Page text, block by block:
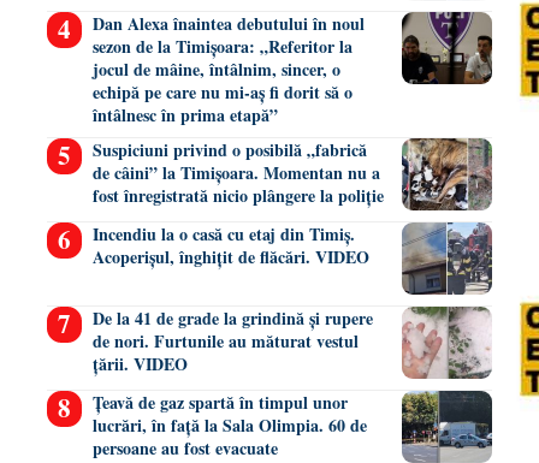
Dan Alexa înaintea debutului în noul
sezon de la Timișoara: „Referitor la
jocul de mâine, întâlnim, sincer, o
echipă pe care nu mi-aș fi dorit să o
întâlnesc în prima etapă”
Suspiciuni privind o posibilă „fabrică
de câini” la Timișoara. Momentan nu a
fost înregistrată nicio plângere la poliție
Incendiu la o casă cu etaj din Timiș.
Acoperișul, înghițit de flăcări. VIDEO
De la 41 de grade la grindină și rupere
de nori. Furtunile au măturat vestul
țării. VIDEO
Țeavă de gaz spartă în timpul unor
lucrări, în față la Sala Olimpia. 60 de
persoane au fost evacuate